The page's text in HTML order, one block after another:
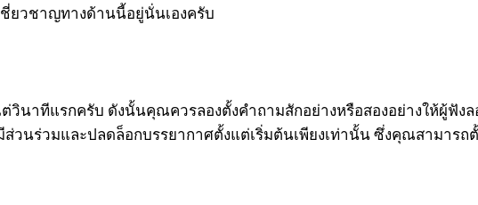
ชี่ยวชาญทางด้านนี้อยู่นั่นเองครับ
วินาทีแรกครับ ดังนั้นคุณควรลองตั้งคำถามสักอย่างหรือสองอย่างให้ผู้ฟั
วนร่วมและปลดล็อกบรรยากาศตั้งแต่เริ่มต้นเพียงเท่านั้น ซึ่งคุณสามารถ